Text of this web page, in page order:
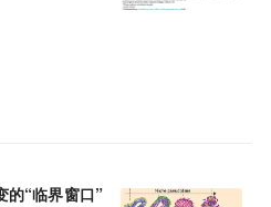
的“临界窗口”！祖细胞样状态构建自